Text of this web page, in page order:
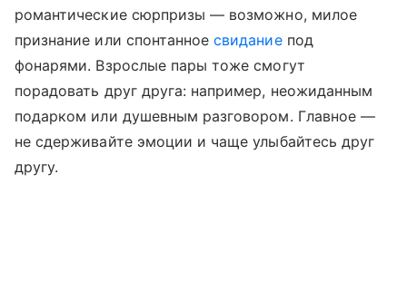
романтические сюрпризы — возможно, милое
признание или спонтанноесвиданиепод
фонарями. Взрослые пары тоже смогут
порадовать друг друга: например, неожиданным
подарком или душевным разговором. Главное —
не сдерживайте эмоции и чаще улыбайтесь друг
другу.